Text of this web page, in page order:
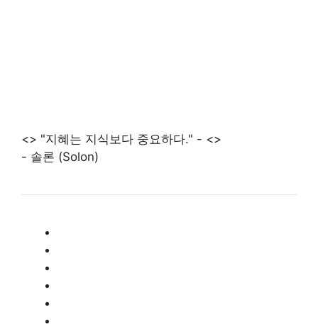
<> "지혜는 지식보다 중요하다." - <>
- 솔론 (Solon)